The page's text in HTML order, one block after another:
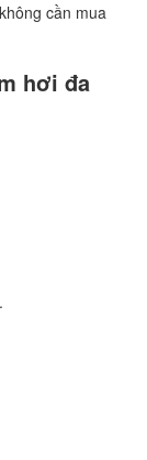
cần mua
hơi đa